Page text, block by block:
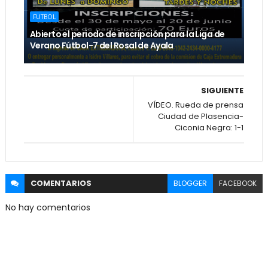
FUTBOL
Abierto el periodo de inscripción para la Liga de
Verano Fútbol-7 del Rosal de Ayala
SIGUIENTE
VÍDEO. Rueda de prensa
Ciudad de Plasencia-
Ciconia Negra: 1-1
COMENTARIOS BLOGGER FACEBOOK
No hay comentarios